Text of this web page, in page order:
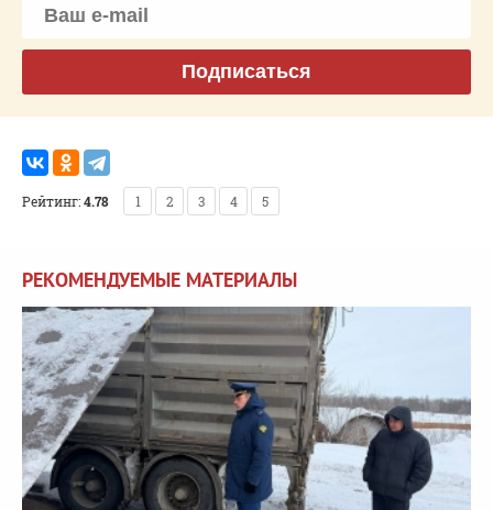
Подписаться
Рейтинг:4.78 1 2 3 4 5
РЕКОМЕНДУЕМЫЕ МАТЕРИАЛЫ